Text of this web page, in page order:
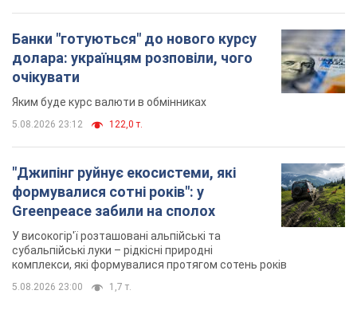
"Джипінг руйнує екосистеми, які
формувалися сотні років": у
Greenpeace забили на сполох
У високогір'ї розташовані альпійські та
комплекси, які формувалися протягом сотень років
5.08.2026 23:00 1,7 т.